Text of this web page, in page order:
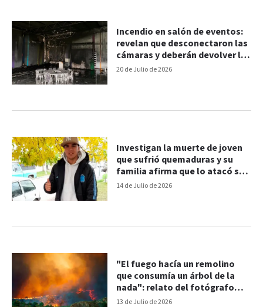
20 de Julio de 2026
Incendio en salón de eventos:
revelan que desconectaron las
cámaras y deberán devolver las
señas
14 de Julio de 2026
Investigan la muerte de joven
que sufrió quemaduras y su
familia afirma que lo atacó su
pareja: ya había denuncias
13 de Julio de 2026
"El fuego hacía un remolino
que consumía un árbol de la
nada": relato del fotógrafo
argentino en el incendio de